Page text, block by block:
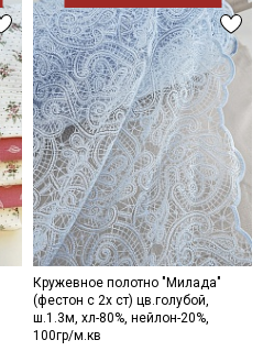
Кружевное полотно "Милада"
(фестон с 2х ст) цв.голубой,
ш.1.3м, хл-80%, нейлон-20%,
100гр/м.кв